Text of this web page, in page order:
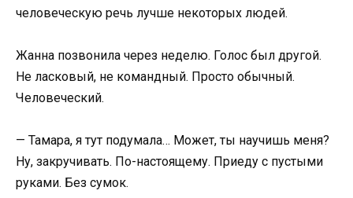
человеческую речь лучше некоторых людей.
Жанна позвонила через неделю. Голос был другой.
Не ласковый, не командный. Просто обычный.
Человеческий.
— Тамара, я тут подумала… Может, ты научишь меня?
Ну, закручивать. По-настоящему. Приеду с пустыми
руками. Без сумок.